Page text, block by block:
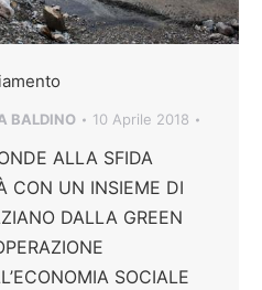
BALDINO 10 Aprile 2018
ALLA SFIDA
CON UN INSIEME DI
DALLA GREEN
SOCIALE